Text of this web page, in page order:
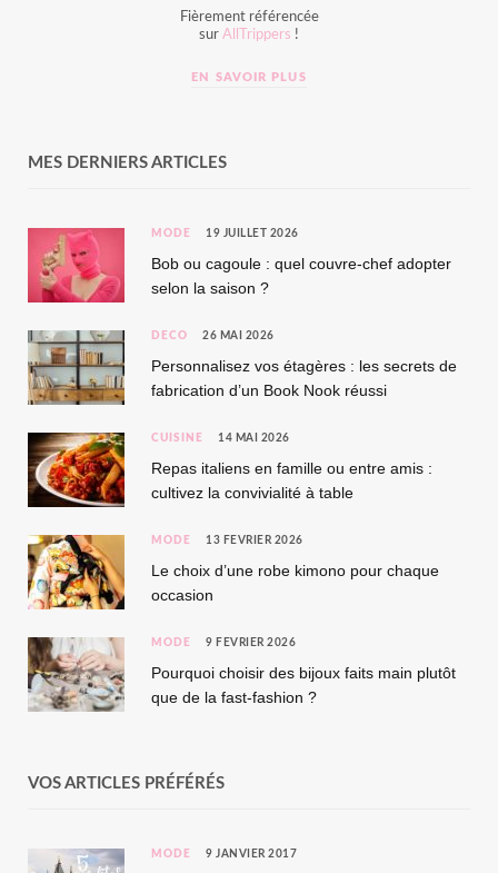
Fièrement référencée
sur AllTrippers !
EN SAVOIR PLUS
MES DERNIERS ARTICLES
MODE 19 JUILLET 2026
Bob ou cagoule : quel couvre-chef adopter
selon la saison ?
DÉCO 26 MAI 2026
Personnalisez vos étagères : les secrets de
fabrication d’un Book Nook réussi
CUISINE 14 MAI 2026
Repas italiens en famille ou entre amis :
cultivez la convivialité à table
MODE 13 FÉVRIER 2026
Le choix d’une robe kimono pour chaque
occasion
MODE 9 FÉVRIER 2026
Pourquoi choisir des bijoux faits main plutôt
que de la fast-fashion ?
VOS ARTICLES PRÉFÉRÉS
MODE 9 JANVIER 2017